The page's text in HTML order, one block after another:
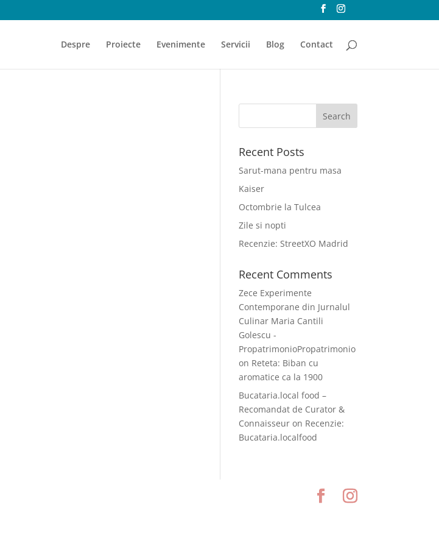
Despre Proiecte Evenimente Servicii Blog Contact
Recent Posts
Sarut-mana pentru masa
Kaiser
Octombrie la Tulcea
Zile si nopti
Recenzie: StreetXO Madrid
Recent Comments
Zece Experimente
Contemporane din Jurnalul
Culinar Maria Cantili
Golescu -
PropatrimonioPropatrimonio
on Reteta: Biban cu
aromatice ca la 1900
Bucataria.local food –
Recomandat de Curator &
Connaisseur on Recenzie:
Bucataria.localfood